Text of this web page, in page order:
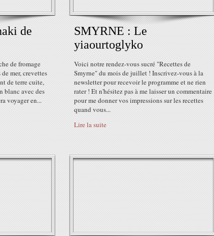
de
de fromage
mer, crevettes
de terre cuite,
blanc avec des
voyager en...
SMYRNE : Le
yiaourtoglyko
Voici notre rendez-vous sucré "Recettes de
Smyrne" du mois de juillet ! Inscrivez-vous à la
newsletter pour recevoir le programme et ne rien
rater ! Et n'hésitez pas à me laisser un commentaire
pour me donner vos impressions sur les recettes
quand vous...
Lire la suite